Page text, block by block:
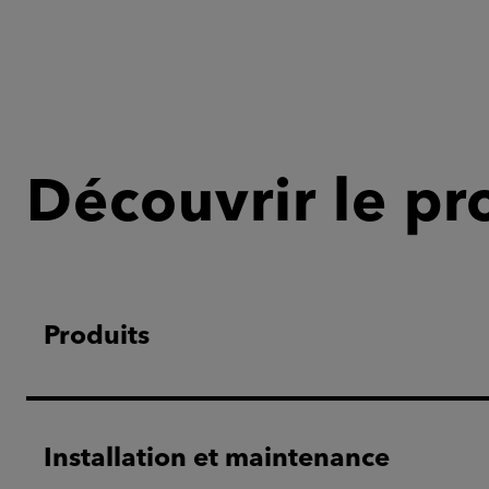
Découvrir le
Produits
Installation et maintenance